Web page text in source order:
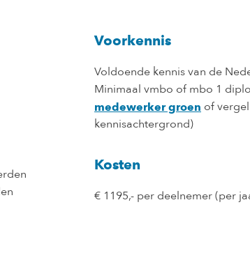
Voorkennis
Voldoende kennis van de
Minimaal vmbo of mbo 1
medewerker groen of
kennisachtergrond)
Kosten
€ 1195,- per deelnemer (per